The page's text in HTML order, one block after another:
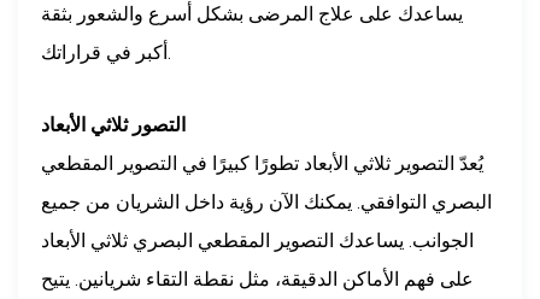
يساعدك على علاج المرضى بشكل أسرع والشعور بثقة
التصور ثلاثي الأبعاد
يُعدّ التصوير ثلاثي الأبعاد تطورًا كبيرًا في التصوير المقطعي
البصري التوافقي. يمكنك الآن رؤية داخل الشريان من جميع
الجوانب. يساعدك التصوير المقطعي البصري ثلاثي الأبعاد
على فهم الأماكن الدقيقة، مثل نقطة التقاء شريانين. يتيح